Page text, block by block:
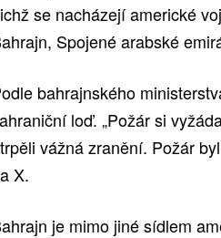
se nacházejí americké
Spojené arabské
bahrajnského
loď. „Požár si
vážná zranění. Požár
X.
je mimo jiné sídlem